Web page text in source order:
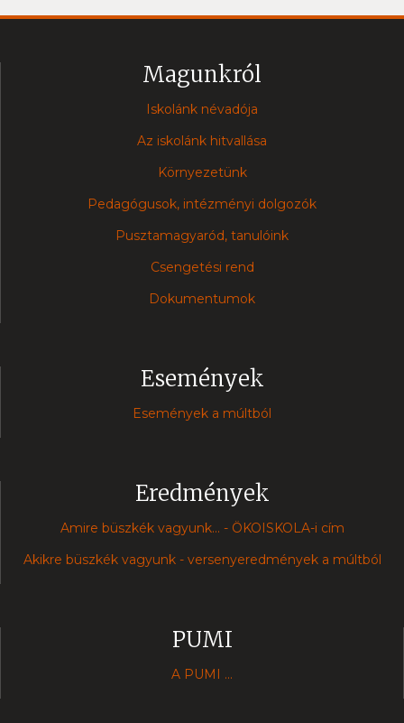
Magunkról
Iskolánk névadója
Az iskolánk hitvallása
Környezetünk
Pedagógusok, intézményi dolgozók
Pusztamagyaród, tanulóink
Csengetési rend
Dokumentumok
Események
Események a múltból
Eredmények
Amire büszkék vagyunk... - ÖKOISKOLA-i cím
Akikre büszkék vagyunk - versenyeredmények a múltból
PUMI
A PUMI ...